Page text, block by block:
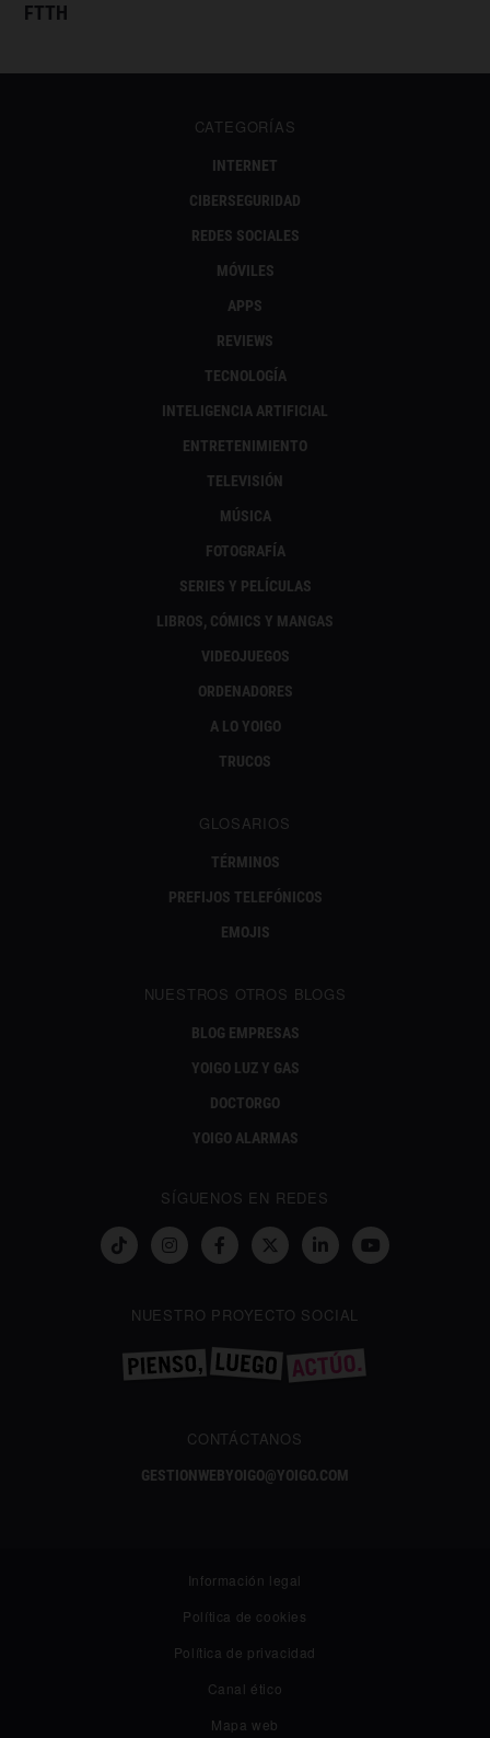
FTTH
CATEGORÍAS
INTERNET
CIBERSEGURIDAD
REDES SOCIALES
MÓVILES
APPS
REVIEWS
TECNOLOGÍA
INTELIGENCIA ARTIFICIAL
ENTRETENIMIENTO
TELEVISIÓN
MÚSICA
FOTOGRAFÍA
SERIES Y PELÍCULAS
LIBROS, CÓMICS Y MANGAS
VIDEOJUEGOS
ORDENADORES
A LO YOIGO
TRUCOS
GLOSARIOS
TÉRMINOS
PREFIJOS TELEFÓNICOS
EMOJIS
NUESTROS OTROS BLOGS
BLOG EMPRESAS
YOIGO LUZ Y GAS
DOCTORGO
YOIGO ALARMAS
SÍGUENOS EN REDES
NUESTRO PROYECTO SOCIAL
CONTÁCTANOS
GESTIONWEBYOIGO@YOIGO.COM
Información legal
Política de cookies
Política de privacidad
Canal ético
Mapa web
¿Te gusta lo que lees?
no te pierdas nuestros próximos contenidos.